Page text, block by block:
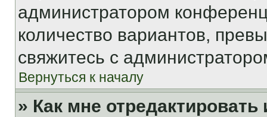
администратором
количество вариантов,
свяжитесь с
Вернуться к началу
» Как мне